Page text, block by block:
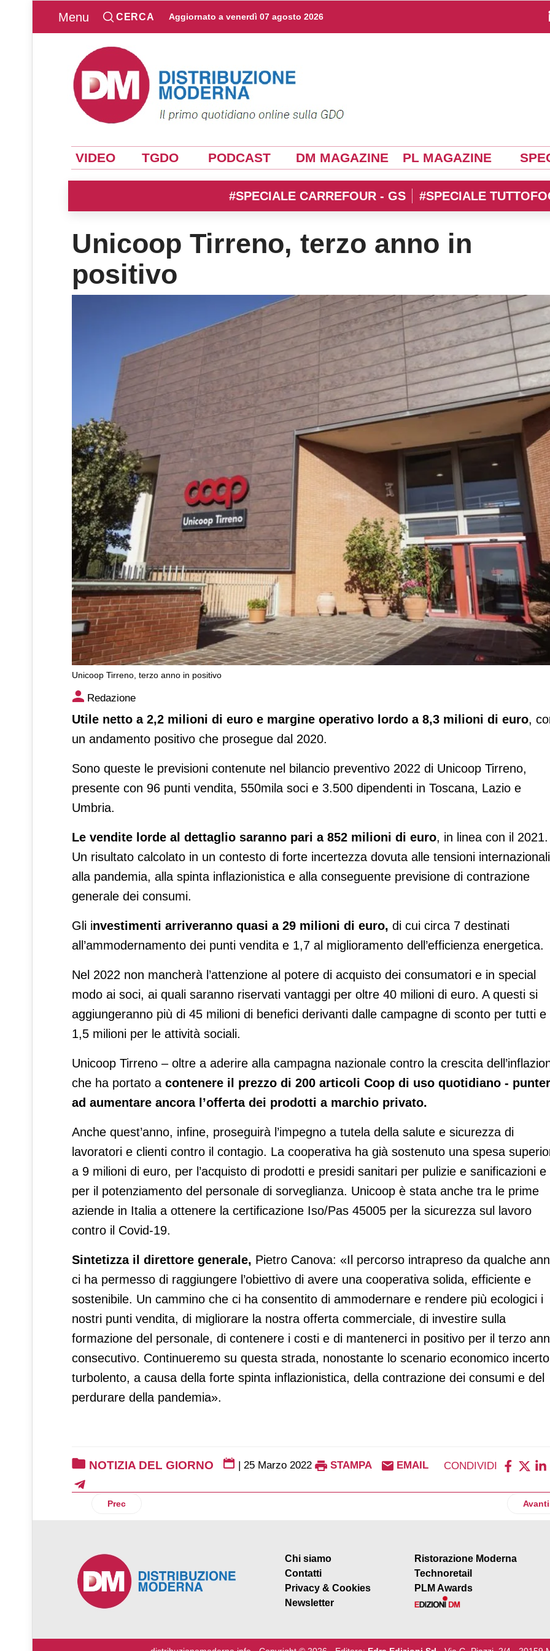
Menu CERCA Aggiornato a venerdì 07 agosto 2026
VIDEO TGDO PODCAST DM MAGAZINE PL MAGAZINE
#SPECIALE CARREFOUR - GS #SPECIALE
Unicoop Tirreno, terzo anno in
positivo
Unicoop Tirreno, terzo anno in positivo
Unicoop Tirreno, terzo anno in positivo
Redazione
Utile netto a 2,2 milioni di euro e margine operativo lordo a 8,3 milioni di euro,
un andamento positivo che prosegue dal 2020.
Sono queste le previsioni contenute nel bilancio preventivo 2022 di Unicoop Tirreno,
presente con 96 punti vendita, 550mila soci e 3.500 dipendenti in Toscana, Lazio e
Umbria.
Le vendite lorde al dettaglio saranno pari a 852 milioni di euro, in linea con il 2021.
Un risultato calcolato in un contesto di forte incertezza dovuta alle tensioni
alla pandemia, alla spinta inflazionistica e alla conseguente previsione di contrazione
generale dei consumi.
Gli investimenti arriveranno quasi a 29 milioni di euro, di cui circa 7 destinati
all’ammodernamento dei punti vendita e 1,7 al miglioramento dell’efficienza energetica.
Nel 2022 non mancherà l’attenzione al potere di acquisto dei consumatori e in special
modo ai soci, ai quali saranno riservati vantaggi per oltre 40 milioni di euro. A questi si
aggiungeranno più di 45 milioni di benefici derivanti dalle campagne di sconto per tutti e
1,5 milioni per le attività sociali.
Unicoop Tirreno – oltre a aderire alla campagna nazionale contro la crescita
che ha portato a contenere il prezzo di 200 articoli Coop di uso quotidiano -
ad aumentare ancora l’offerta dei prodotti a marchio privato.
Anche quest’anno, infine, proseguirà l’impegno a tutela della salute e sicurezza di
lavoratori e clienti contro il contagio. La cooperativa ha già sostenuto una spesa
a 9 milioni di euro, per l’acquisto di prodotti e presidi sanitari per pulizie e sanificazioni e
per il potenziamento del personale di sorveglianza. Unicoop è stata anche tra le prime
aziende in Italia a ottenere la certificazione Iso/Pas 45005 per la sicurezza sul lavoro
contro il Covid-19.
Sintetizza il direttore generale, Pietro Canova: «Il percorso intrapreso da qualche
ci ha permesso di raggiungere l’obiettivo di avere una cooperativa solida, efficiente e
sostenibile. Un cammino che ci ha consentito di ammodernare e rendere più ecologici i
nostri punti vendita, di migliorare la nostra offerta commerciale, di investire sulla
formazione del personale, di contenere i costi e di mantenerci in positivo per il terzo
consecutivo. Continueremo su questa strada, nonostante lo scenario economico
turbolento, a causa della forte spinta inflazionistica, della contrazione dei consumi e del
perdurare della pandemia».
NOTIZIA DEL GIORNO | 25 Marzo 2022 STAMPA EMAIL CONDIVIDI
Articolo precedente: La crisi ucraina costerà 16mila euro a ogni azienda agricola
Prec Avanti
Chi siamo
Contatti
Privacy & Cookies
Newsletter
Ristorazione Moderna
Technoretail
PLM Awards